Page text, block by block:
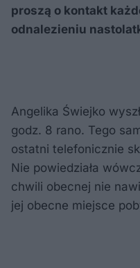
proszą o kontakt
odnalezieniu
Angelika Świejko
godz. 8 rano. Tego
ostatni telefonicznie
Nie powiedziała
chwili obecnej nie
jej obecne miejsce